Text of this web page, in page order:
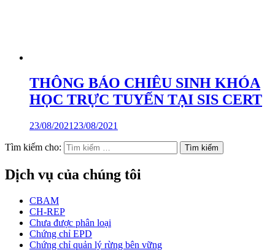
THÔNG BÁO CHIÊU SINH KHÓA
HỌC TRỰC TUYẾN TẠI SIS CERT
23/08/2021 23/08/2021
Tìm kiếm cho:
Dịch vụ của chúng tôi
CBAM
CH-REP
Chưa được phân loại
Chứng chỉ EPD
Chứng chỉ quản lý rừng bên vững